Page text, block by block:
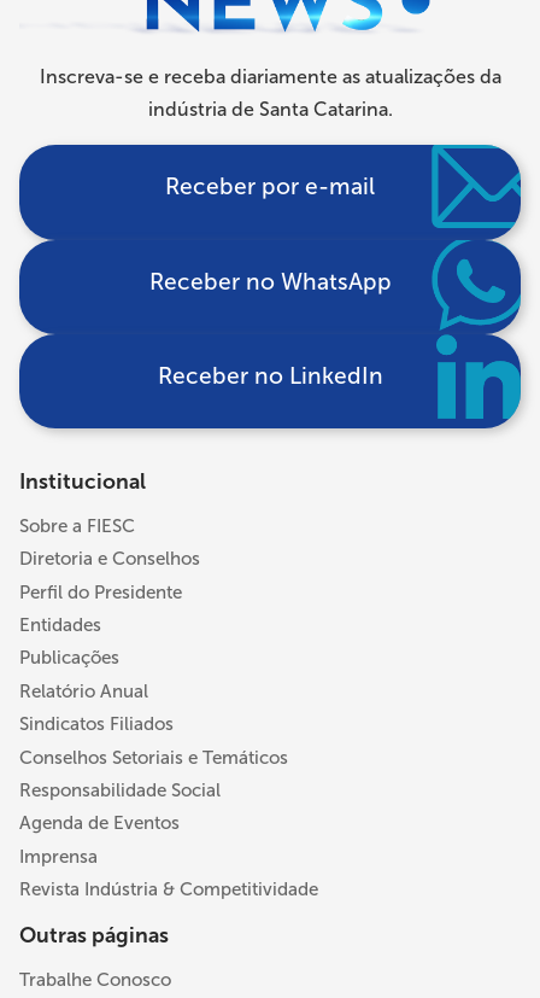
Inscreva-se e receba diariamente as atualizações da
indústria de Santa Catarina.
Receber por e-mail
Receber no WhatsApp
Receber no LinkedIn
Institucional
Sobre a FIESC
Diretoria e Conselhos
Perfil do Presidente
Entidades
Publicações
Relatório Anual
Sindicatos Filiados
Conselhos Setoriais e Temáticos
Responsabilidade Social
Agenda de Eventos
Imprensa
Revista Indústria & Competitividade
Outras páginas
Trabalhe Conosco